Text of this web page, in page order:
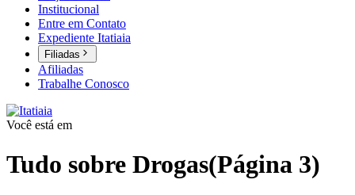
Institucional
Entre em Contato
Expediente Itatiaia
Filiadas
Afiliadas
Trabalhe Conosco
Você está em
Tudo sobre Drogas(Página 3)